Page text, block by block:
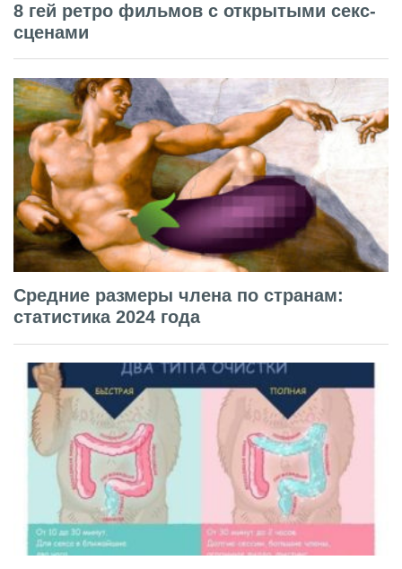
8 гей ретро фильмов с открытыми секс-
сценами
Средние размеры члена по странам:
статистика 2024 года